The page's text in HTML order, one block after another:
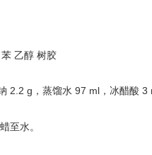
乙醇 树胶
2.2 g，蒸馏水 97 ml，冰醋酸 3
至水。